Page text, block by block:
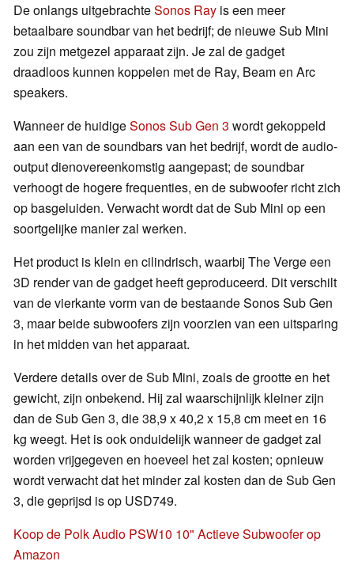
De onlangs uitgebrachteSonos Ray is een meer
betaalbare soundbar van het bedrijf; de nieuwe Sub Mini
zou zijn metgezel apparaat zijn. Je zal de gadget
draadloos kunnen koppelen met de Ray, Beam en Arc
speakers.
Wanneer de huidigeSonos Sub Gen 3 wordt gekoppeld
aan een van de soundbars van het bedrijf, wordt de audio-
output dienovereenkomstig aangepast; de soundbar
verhoogt de hogere frequenties, en de subwoofer richt zich
op basgeluiden. Verwacht wordt dat de Sub Mini op een
soortgelijke manier zal werken.
Het product is klein en cilindrisch, waarbij The Verge een
3D render van de gadget heeft geproduceerd. Dit verschilt
van de vierkante vorm van de bestaande Sonos Sub Gen
3, maar beide subwoofers zijn voorzien van een uitsparing
in het midden van het apparaat.
Verdere details over de Sub Mini, zoals de grootte en het
gewicht, zijn onbekend. Hij zal waarschijnlijk kleiner zijn
dan de Sub Gen 3, die 38,9 x 40,2 x 15,8 cm meet en 16
kg weegt. Het is ook onduidelijk wanneer de gadget zal
worden vrijgegeven en hoeveel het zal kosten; opnieuw
wordt verwacht dat het minder zal kosten dan de Sub Gen
3, die geprijsd is op USD749.
Koop de Polk Audio PSW10 10" Actieve Subwoofer op
Amazon